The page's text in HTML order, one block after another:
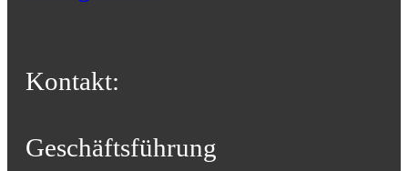
Kontakt:
Geschäftsführung